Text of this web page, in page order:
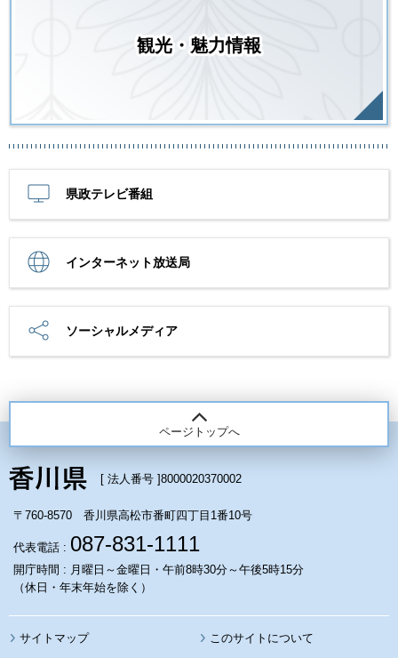
観光・魅力情報
県政テレビ番組
インターネット放送局
ソーシャルメディア
ページトップへ
[ 法人番号 ]8000020370002
〒760-8570 香川県高松市番町四丁目1番10号
代表電話 : 087-831-1111
開庁時間 : 月曜日～金曜日・午前8時30分～午後5時15分
（休日・年末年始を除く）
サイトマップ このサイトについて